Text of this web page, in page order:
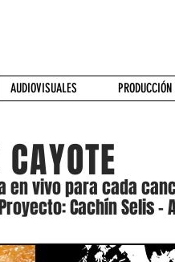
AUDIOVISUALES
vivo para cada
Cachín Selis -